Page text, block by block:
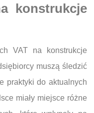
konstrukcje
VAT na konstrukcje
muszą śledzić
praktyki do aktualnych
miały miejsce różne